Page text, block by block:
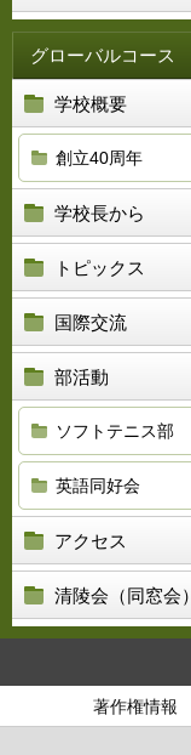
グローバルコース
学校概要
創立40周年
学校長から
トピックス
国際交流
部活動
ソフトテニス部
英語同好会
アクセス
清陵会（同窓会）
著作権情報